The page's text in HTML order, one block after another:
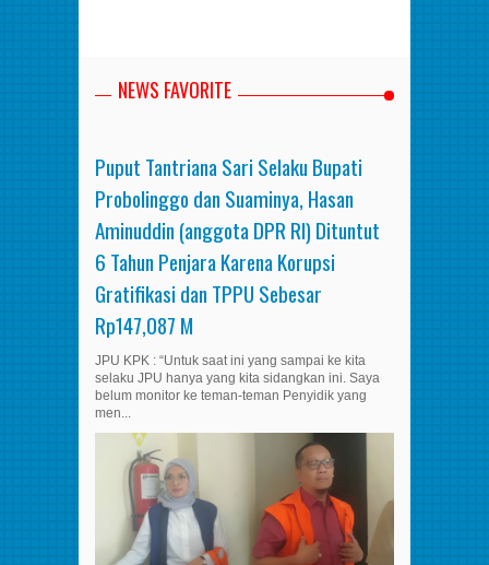
NEWS FAVORITE
Puput Tantriana Sari Selaku Bupati
Probolinggo dan Suaminya, Hasan
Aminuddin (anggota DPR RI) Dituntut
6 Tahun Penjara Karena Korupsi
Gratifikasi dan TPPU Sebesar
Rp147,087 M
JPU KPK : “Untuk saat ini yang sampai ke kita
selaku JPU hanya yang kita sidangkan ini. Saya
belum monitor ke teman-teman Penyidik yang
men...